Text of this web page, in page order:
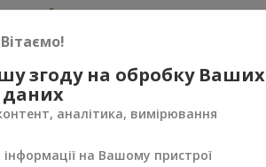
цей товар
Вітаємо!
згоду на обробку Ваших
даних
аналітика, вимірювання
на Вашому пристрої